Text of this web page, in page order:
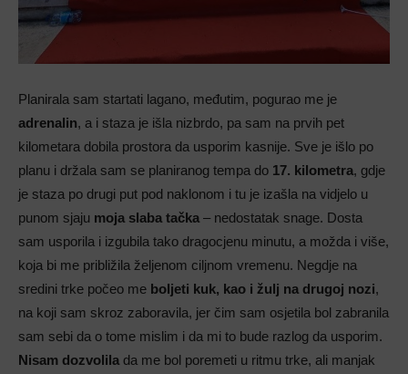
Planirala sam startati lagano, međutim, pogurao me je
adrenalin, a i staza je išla nizbrdo, pa sam na prvih pet
kilometara dobila prostora da usporim kasnije. Sve je išlo po
planu i držala sam se planiranog tempa do 17. kilometra, gdje
je staza po drugi put pod naklonom i tu je izašla na vidjelo u
punom sjaju moja slaba tačka – nedostatak snage. Dosta
sam usporila i izgubila tako dragocjenu minutu, a možda i više,
koja bi me približila željenom ciljnom vremenu. Negdje na
sredini trke počeo me boljeti kuk, kao i žulj na drugoj nozi,
na koji sam skroz zaboravila, jer čim sam osjetila bol zabranila
sam sebi da o tome mislim i da mi to bude razlog da usporim.
Nisam dozvolila da me bol poremeti u ritmu trke, ali manjak